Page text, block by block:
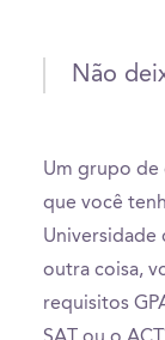
Não
Um grupo de
que você
Universidade
outra coisa,
requisitos